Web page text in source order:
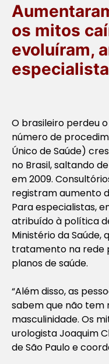
os mitos
evoluíram,
O brasileiro perdeu
número de
Único de Saúde)
no Brasil, saltando
em 2009.
registram aumento
Para especialistas,
atribuído à política
Ministério da Saúde,
tratamento na rede
planos de saúde.
“Além disso, as
sabem que não tem
masculinidade. Os
urologista Joaquim
de São Paulo e